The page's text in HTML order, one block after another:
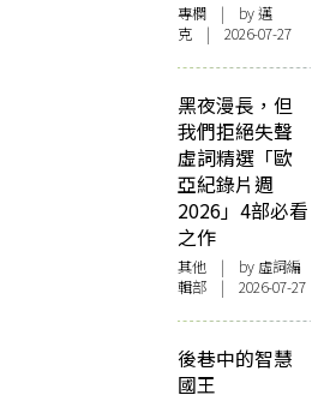
專欄 | by邁
克 | 2026-07-27
黑夜漫長，但
我們拒絕失聲
虛詞精選「歐
亞紀錄片週
2026」4部必看
之作
其他 | by 虛詞編
輯部 | 2026-07-27
後巷中的智慧
國王